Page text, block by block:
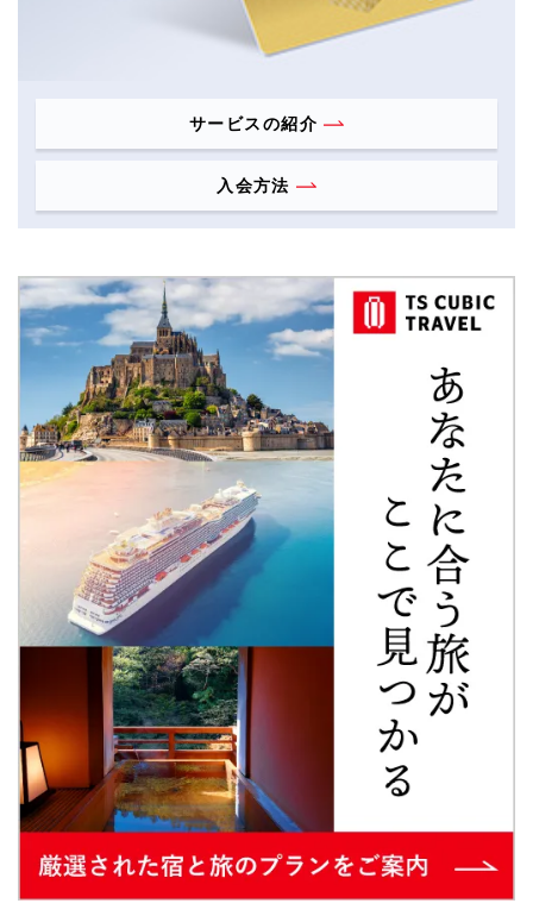
サービスの紹介
入会方法